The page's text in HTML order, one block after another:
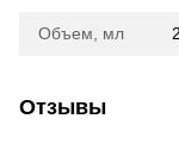
Объем, мл
Отзывы